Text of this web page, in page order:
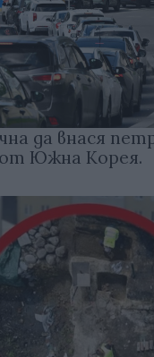
да внася
Южна Корея.